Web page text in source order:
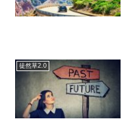
徒然草2.0